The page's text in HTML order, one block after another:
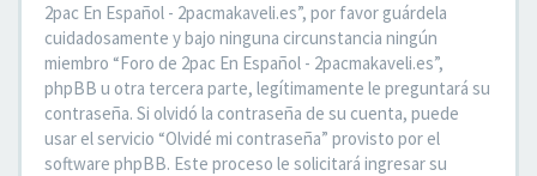
2pac En Español - 2pacmakaveli.es”, por favor guárdela
cuidadosamente y bajo ninguna circunstancia ningún
miembro “Foro de 2pac En Español - 2pacmakaveli.es”,
phpBB u otra tercera parte, legítimamente le preguntará su
contraseña. Si olvidó la contraseña de su cuenta, puede
usar el servicio “Olvidé mi contraseña” provisto por el
software phpBB. Este proceso le solicitará ingresar su